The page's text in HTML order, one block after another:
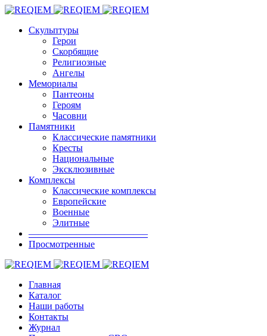
Скульптуры
Герои
Скорбящие
Религиозные
Ангелы
Мемориалы
Пантеоны
Героям
Часовни
Памятники
Классические памятники
Кресты
Национальные
Эксклюзивные
Комплексы
Классические комплексы
Европейские
Военные
Элитные
————————————–
Просмотренные
Главная
Каталог
Наши работы
Контакты
Журнал